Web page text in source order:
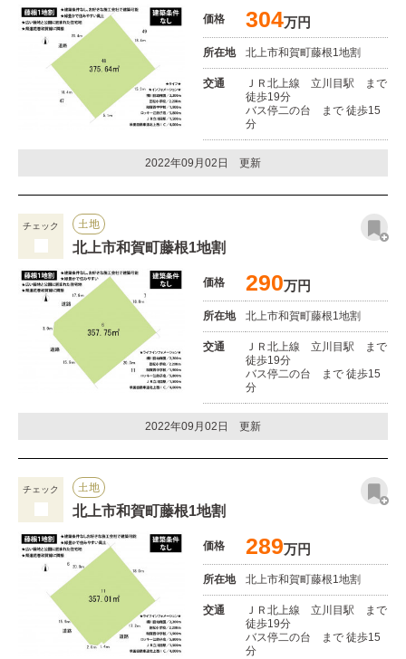
価格 304万円
所在地 北上市和賀町藤根1地割
交通
ＪＲ北上線 立川目駅 まで
徒歩19分
バス停二の台 まで 徒歩15
分
2022年09月02日 更新
チェック 土地
北上市和賀町藤根1地割
価格 290万円
所在地 北上市和賀町藤根1地割
交通
ＪＲ北上線 立川目駅 まで
徒歩19分
バス停二の台 まで 徒歩15
分
2022年09月02日 更新
チェック 土地
北上市和賀町藤根1地割
価格 289万円
所在地 北上市和賀町藤根1地割
交通
ＪＲ北上線 立川目駅 まで
徒歩19分
バス停二の台 まで 徒歩15
分